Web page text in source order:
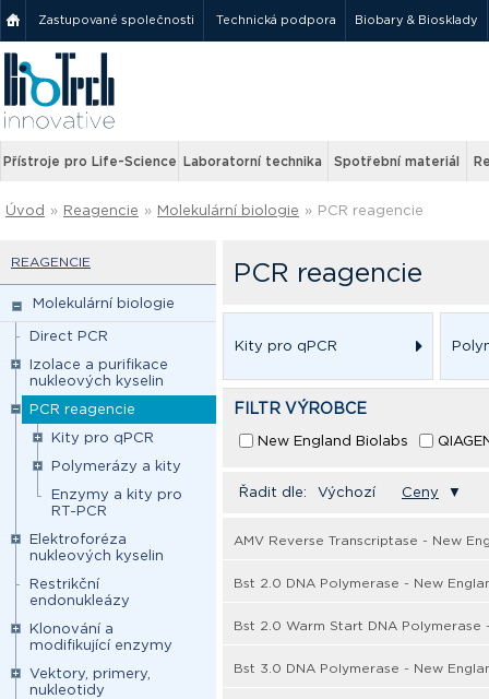
Zastupované společnosti Technická podpora Biobary & Biosklady
Přístroje pro Life-Science Laboratorní technika Spotřební materiál
Úvod » Reagencie » Molekulární biologie » PCR reagencie
REAGENCIE
Molekulární biologie
Direct PCR
Izolace a purifikace
nukleových kyselin
PCR reagencie
Kity pro qPCR
Polymerázy a kity
Enzymy a kity pro
RT-PCR
Elektroforéza
nukleových kyselin
Restrikční
endonukleázy
Klonování a
modifikující enzymy
Vektory, primery,
nukleotidy
PCR reagencie
Kity pro qPCR
FILTR VÝROBCE
New England Biolabs
Řadit dle: Výchozí Ceny ▼
AMV Reverse Transcriptase - New
Bst 2.0 DNA Polymerase - New
Bst 2.0 Warm Start DNA Polymerase
Bst 3.0 DNA Polymerase - New